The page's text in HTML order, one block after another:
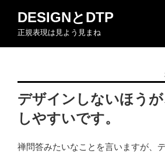
ン
DESIGNとDTP
正規表現は見よう見まね
デザインしないほう
しやすいです。
禅問答みたいなことを言いますが、